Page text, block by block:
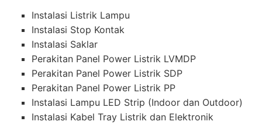
Instalasi Listrik Lampu
Instalasi Stop Kontak
Instalasi Saklar
Perakitan Panel Power Listrik LVMDP
Perakitan Panel Power Listrik SDP
Perakitan Panel Power Listrik PP
Instalasi Lampu LED Strip (Indoor dan Outdoor)
Instalasi Kabel Tray Listrik dan Elektronik